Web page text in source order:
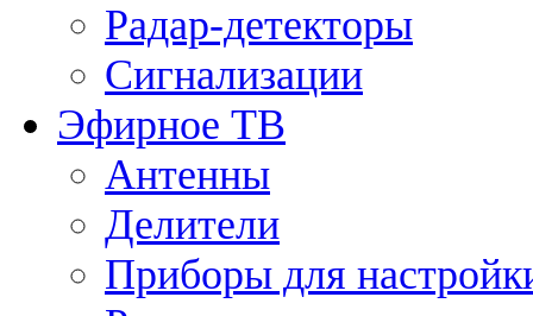
Радар-детекторы
Сигнализации
Эфирное ТВ
Антенны
Делители
Приборы для